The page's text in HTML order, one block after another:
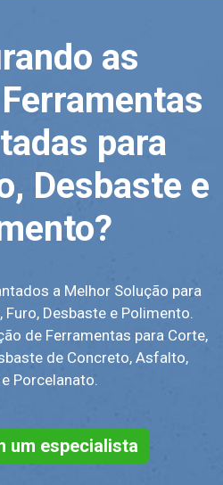
as
para
Desbaste e
a Melhor Solução para
Desbaste e Polimento.
de Ferramentas para Corte,
de Concreto, Asfalto,
Porcelanato.
um especialista